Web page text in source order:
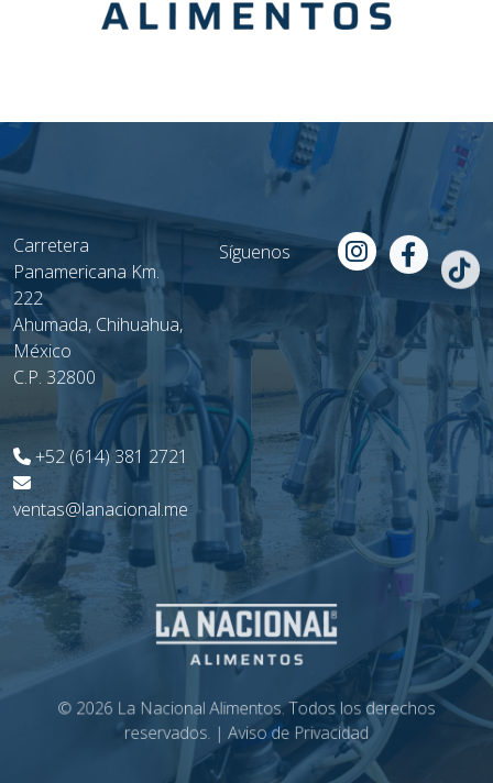
Carretera
Panamericana Km.
222
Ahumada, Chihuahua,
México
C.P. 32800
+52 (614) 381 2721
ventas@lanacional.me
Síguenos
© 2026 La Nacional Alimentos. Todos los derechos
reservados. | Aviso de Privacidad